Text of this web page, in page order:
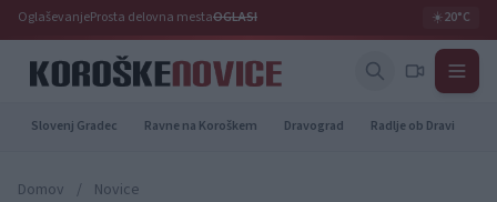
OglaševanjeProsta delovna mestaOGLASI ☀️20°C
Slovenj Gradec Ravne na Koroškem Dravograd Radlje ob Dravi
Domov / Novice